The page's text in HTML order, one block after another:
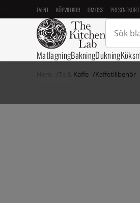
EVENT KÖPVILLKOR OM OSS PRESENTKORT
MatlagningBakningDukning
Te & Kaffe Kaffetillbehör